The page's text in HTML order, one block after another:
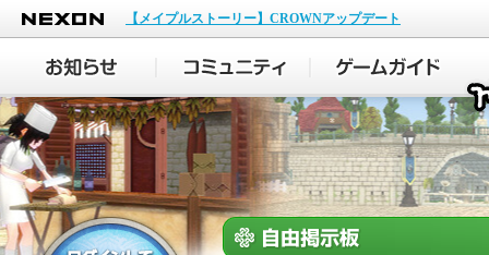
NEXON
【メイプルストーリー】CROWNアップデート